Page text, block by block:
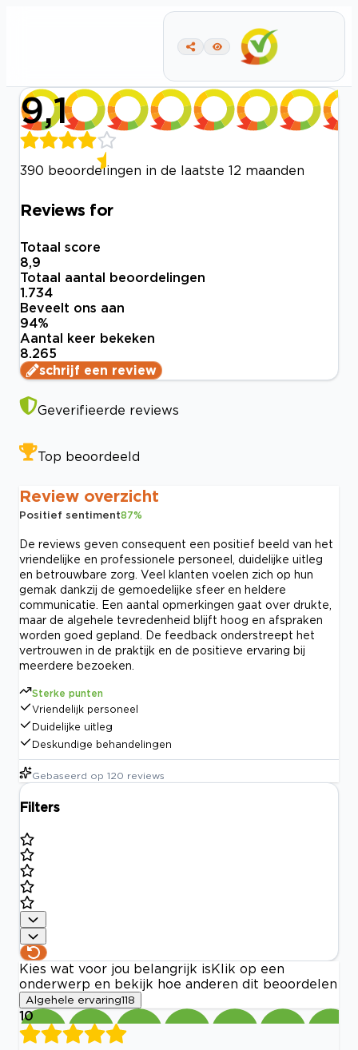
9,1
390 beoordelingen in de laatste 12 maanden
Reviews for
Totaal score
8,9
Totaal aantal beoordelingen
1.734
Beveelt ons aan
94%
Aantal keer bekeken
8.265
schrijf een review
Geverifieerde reviews
Top beoordeeld
Review overzicht
Positief sentiment87%
De reviews geven consequent een positief beeld van het
vriendelijke en professionele personeel, duidelijke uitleg
en betrouwbare zorg. Veel klanten voelen zich op hun
gemak dankzij de gemoedelijke sfeer en heldere
communicatie. Een aantal opmerkingen gaat over drukte,
maar de algehele tevredenheid blijft hoog en afspraken
worden goed gepland. De feedback onderstreept het
vertrouwen in de praktijk en de positieve ervaring bij
meerdere bezoeken.
Sterke punten
Vriendelijk personeel
Duidelijke uitleg
Deskundige behandelingen
Gebaseerd op 120 reviews
Filters
Kies wat voor jou belangrijk is Klik op een
onderwerp en bekijk hoe anderen dit beoordelen
Algehele ervaring118
10